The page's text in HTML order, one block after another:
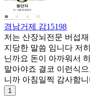
경남거제 감15198
저는 산장뇌전문 버섭재
지당한 말씀 임니다 저
닌까요 돈이 아까워서
말아야죠 결코 이런식
니까 아침일찍 감사함
1